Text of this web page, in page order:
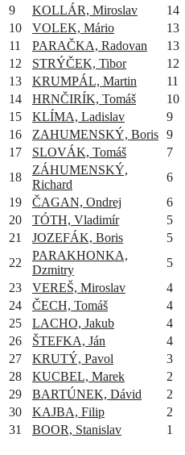
9
KOLLÁR, Miroslav 14
10
VOLEK, Mário 13
11
PARAČKA, Radovan 13
12
STRÝČEK, Tibor 12
13
KRUMPÁL, Martin 11
14
HRNČIRÍK, Tomáš 10
15
KLÍMA, Ladislav 9
16
ZAHUMENSKÝ, Boris 9
17
SLOVÁK, Tomáš 7
18
ZÁHUMENSKÝ,
Richard
6
19
ČAGAN, Ondrej 6
20
TÓTH, Vladimír 5
21
JOZEFÁK, Boris 5
22
PARAKHONKA,
Dzmitry
5
23
VEREŠ, Miroslav 4
24
ČECH, Tomáš 4
25
LACHO, Jakub 4
26
ŠTEFKA, Ján 4
27
KRUTÝ, Pavol 3
28
KUCBEL, Marek 2
29
BARTÚNEK, Dávid 2
30
KAJBA, Filip 2
31
BOOR, Stanislav 1